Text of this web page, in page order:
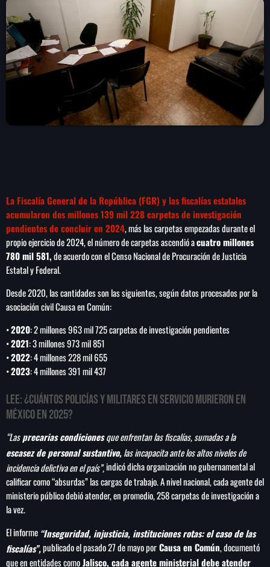
play_arrow LA CAMPESINA 104.5 FM
play_arrow LA CAMPESINA GEORGIA
LOCUCIÓN (TALENTO AL AIRE)
RANKING
COMUNÍCATE
PUBLICIDAD
HISTORIA
SEARCH
Cae primer detenido por robo a casa de
Karely Ruiz
Senado allana el nombramiento de Todd
Blanche como fiscal general de EE.UU.
hasta 2032
La Fiscalía General de la República (FGR) y las fiscalías estatales
acumularon dos millones 139 mil 228 carpetas de investigación
pendientes de concluir en 2024, más las carpetas empezadas durante el
propio ejercicio de 2024, el número de carpetas ascendió acuatro millones
780 mil 581,de acuerdo con el Censo Nacional de Procuración de Justicia
Estatal y Federal.
Desde 2020, las cantidades son las siguientes, según datos procesados por la
asociación civil Causa en Común:
•2020: 2 millones 963 mil 725 carpetas de investigación pendientes
•2021: 3 millones 973 mil 851
•2022: 4 millones 228 mil 655
•2023: 4 millones 391 mil 437
LEE:¿Cuántos policías y militares en servicio murieron en
México en 2025?
“Lasprecarias condicionesque enfrentan las fiscalías, sumadas a la
escasez de personal sustantivo,las incapacita ante los altos niveles de
incidencia delictiva en el país”,indicó dicha organización no gubernamental al
calificar como “absurdas” las cargas de trabajo. A nivel nacional, cada agente del
ministerio público debió atender, en promedio, 258 carpetas de investigación a
la vez.
El informe “Inseguridad, injusticia, instituciones rotas: el caso de las
fiscalías”,publicado el pasado 27 de mayo porCausa en Común, documentó
que en entidades comoJalisco, cada agente ministerial debe atender